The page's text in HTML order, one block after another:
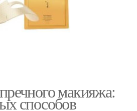
макияжа:
способов